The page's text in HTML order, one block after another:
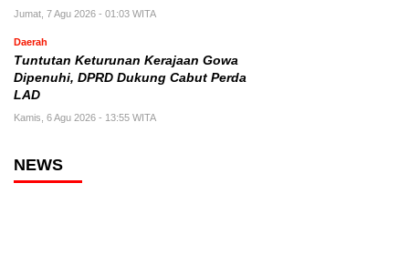
Jumat, 7 Agu 2026 - 01:03 WITA
Daerah
Tuntutan Keturunan Kerajaan Gowa
Dipenuhi, DPRD Dukung Cabut Perda
LAD
Kamis, 6 Agu 2026 - 13:55 WITA
NEWS